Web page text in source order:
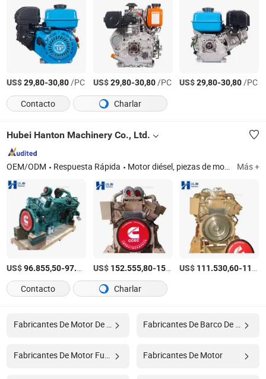
US$29,80-30,80/PC US$29,80-30,80/PC US$29,80-30,80/PC
Contacto
Charlar
Hubei Hanton Machinery Co., Ltd.
OEM/ODM Respuesta Rápida Motor diésel, piezas de motor diésel, motor de camión, motor marino Más +
US$96.855,50-97.022,90 /Set
US$ 152.555,80-153.842,60 /Set
US$ 111.530,60-112.729,90
Contacto Charlar
Fabricantes De Motor